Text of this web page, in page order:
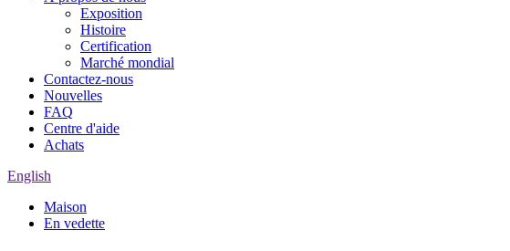
Exposition
Histoire
Certification
Marché mondial
Contactez-nous
Nouvelles
FAQ
Centre d'aide
Achats
English
Maison
En vedette